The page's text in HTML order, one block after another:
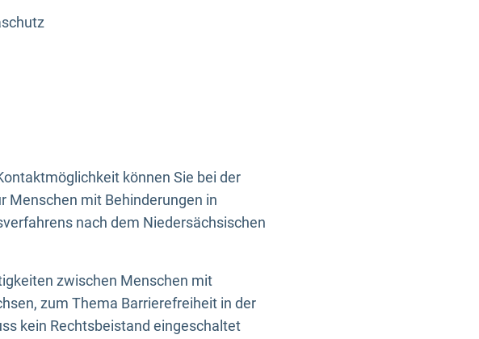
können Sie bei der
Menschen mit Behinderungen in
nach dem Niedersächsischen
zwischen Menschen mit
zum Thema Barrierefreiheit in der
kein Rechtsbeistand eingeschaltet